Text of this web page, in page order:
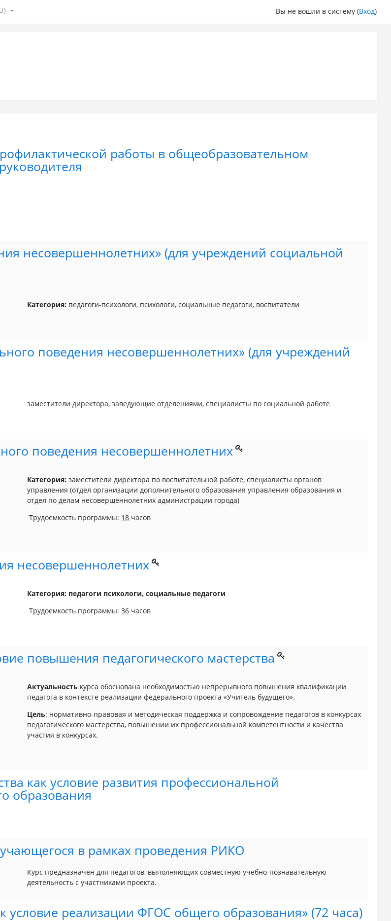
Вы не вошли в систему (Вход)
работы в общеобразовательном
несовершеннолетних» (для учреждений социальной
Категория: педагоги-психологи, психологи, социальные педагоги, воспитатели
поведения несовершеннолетних» (для учреждений
заместители директора, заведующие отделениями, специалисты по социальной работе
поведения несовершеннолетних
Категория:заместители директора по воспитательной работе, специалисты органов
управления (отдел организации дополнительного образования управления образования и
отдел по делам несовершеннолетних администрации города)
Трудоемкость программы: 18 часов
несовершеннолетних
Категория: педагоги психологи, социальные педагоги
Трудоемкость программы:36 часов
повышения педагогического мастерства
Актуальность курса обоснована необходимостью непрерывного повышения квалификации
педагога в контексте реализации федерального проекта «Учитель будущего».
Цель: нормативно-правовая и методическая поддержка и сопровождение педагогов в конкурсах
педагогического мастерства, повышении их профессиональной компетентности и качества
участия в конкурсах.
как условие развития профессиональной
образования
в рамках проведения РИКО
Курс предназначен для педагогов, выполняющих совместную учебно-познавательную
деятельность с участниками проекта.
условие реализации ФГОС общего образования» (72 часа)